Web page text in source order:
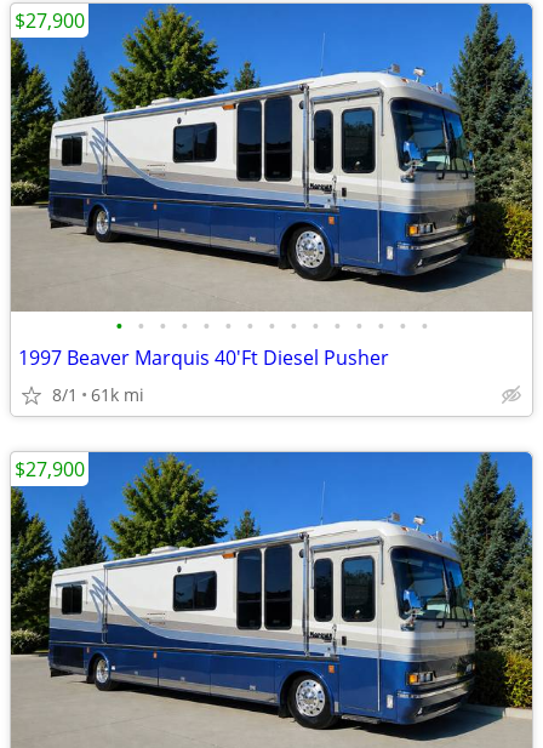
• • • • • • • • • • • • • • •
1997 Beaver Marquis 40'Ft Diesel Pusher
8/1 61k mi
$27,900
$27,900